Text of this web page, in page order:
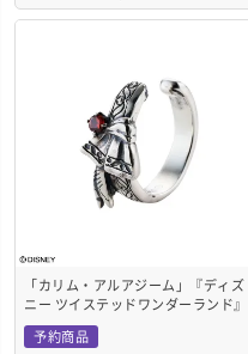
「カリム・アルアジーム」『ディズ
ニー ツイステッドワンダーランド』
イヤーカフ 片耳用 シルバー DI736SV
予約商品